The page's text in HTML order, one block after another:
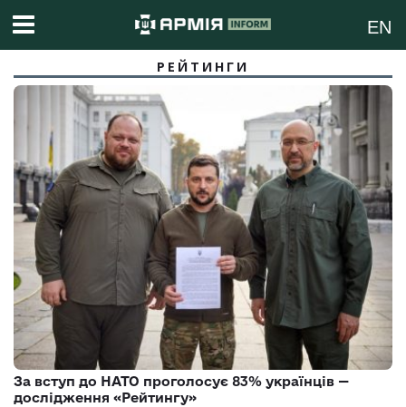
EN
РЕЙТИНГИ
За вступ до НАТО проголосує 83% українців —
дослідження «Рейтингу»